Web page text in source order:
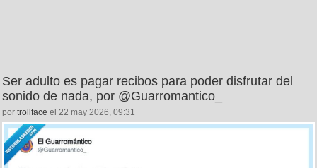
Ser adulto es pagar recibos para poder disfrutar del
sonido de nada, por @Guarromantico_
portrollfaceel 22 may 2026, 09:31